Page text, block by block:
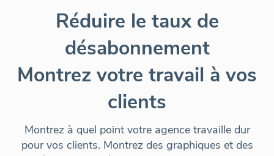
Réduire le taux de
désabonnement
Montrez votre travail à vos
clients
Montrez à quel point votre agence travaille dur
pour vos clients. Montrez des graphiques et des